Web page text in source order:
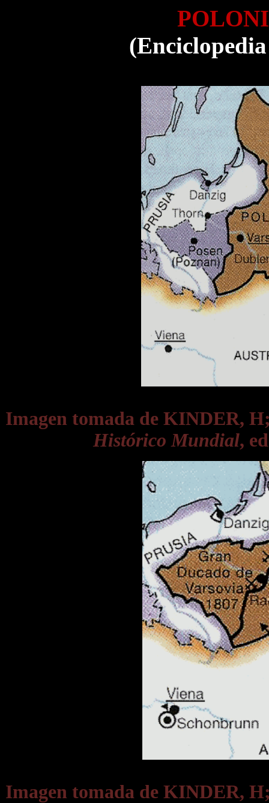
Imagen tomada de KINDER,
Histórico Mundial,
Imagen tomada de KINDER,